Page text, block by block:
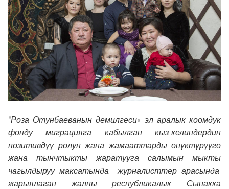
“Роза Отунбаеванын демилгеси» эл аралык коомдук
фонду миграцияга кабылган кыз-келиндердин
позитивдүү ролун жана жамааттарды өнүктүрүүгө
жана тынчтыкты жаратууга салымын мыкты
чагылдыруу максатында журналисттер арасында
жарыялаган жалпы республикалык Сынакка